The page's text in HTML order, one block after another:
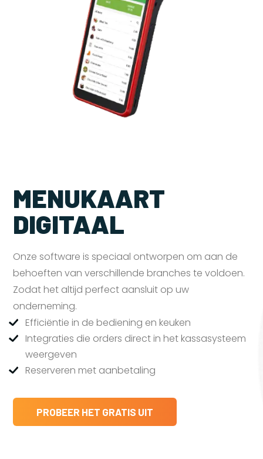
MENUKAART
DIGITAAL
Onze software is speciaal ontworpen om aan de
behoeften van verschillende branches te voldoen.
Zodat het altijd perfect aansluit op uw
onderneming.
Efficiëntie in de bediening en keuken
Integraties die orders direct in het kassasysteem
weergeven
Reserveren met aanbetaling
PROBEER HET GRATIS UIT